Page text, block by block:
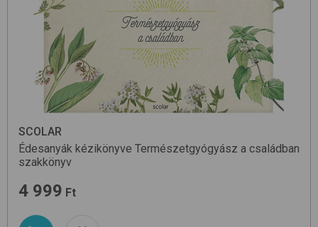
SCOLAR
Édesanyák kézikönyve Természetgyógyász a családban
szakkönyv
4 999 Ft